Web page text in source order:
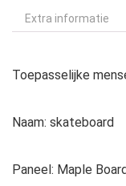
Extra informatie
Toepasselijke
Naam: skateboard
Paneel: Maple Board